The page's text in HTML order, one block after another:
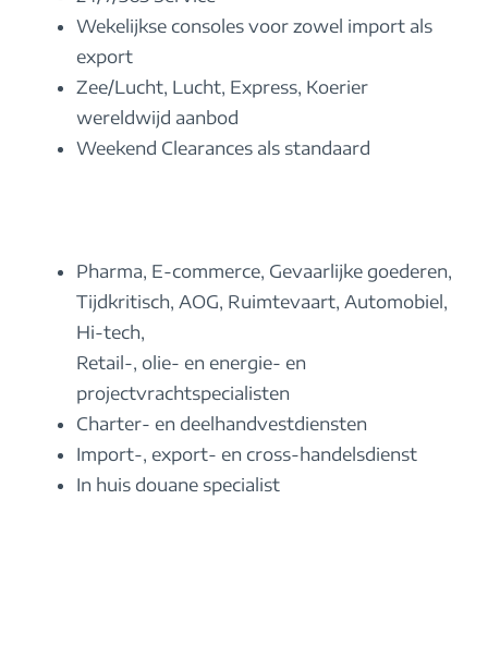
Wekelijkse consoles voor zowel import als
export
Zee/Lucht, Lucht, Express, Koerier
wereldwijd aanbod
Weekend Clearances als standaard
Pharma, E-commerce, Gevaarlijke goederen,
Tijdkritisch, AOG, Ruimtevaart, Automobiel,
Hi-tech,
Retail-, olie- en energie- en
projectvrachtspecialisten
Charter- en deelhandvestdiensten
Import-, export- en cross-handelsdienst
In huis douane specialist